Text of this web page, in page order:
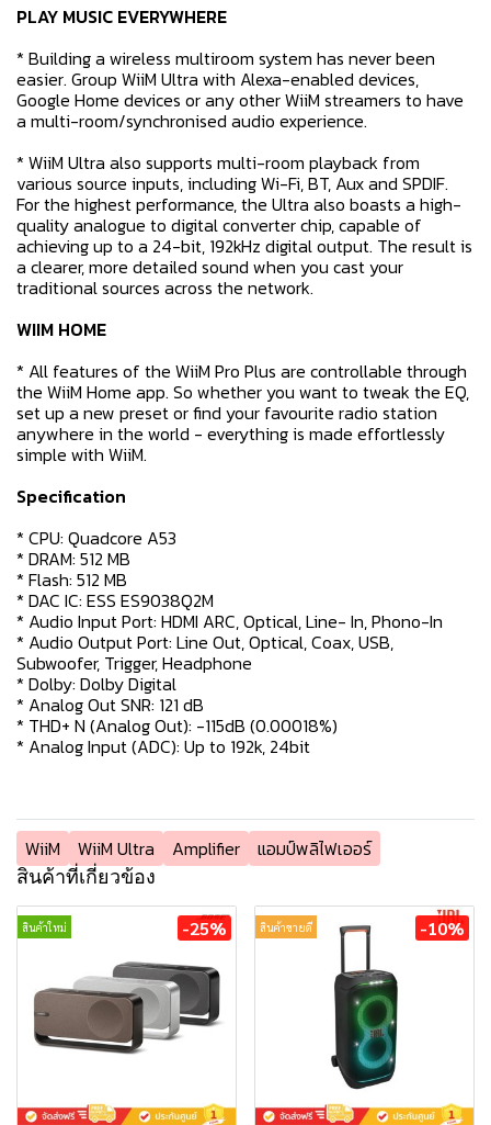
PLAY MUSIC EVERYWHERE
* Building a wireless multiroom system has never been
easier. Group WiiM Ultra with Alexa-enabled devices,
Google Home devices or any other WiiM streamers to have
a multi-room/synchronised audio experience.
* WiiM Ultra also supports multi-room playback from
various source inputs, including Wi-Fi, BT, Aux and SPDIF.
For the highest performance, the Ultra also boasts a high-
quality analogue to digital converter chip, capable of
achieving up to a 24-bit, 192kHz digital output. The result is
a clearer, more detailed sound when you cast your
traditional sources across the network.
WIIM HOME
* All features of the WiiM Pro Plus are controllable through
the WiiM Home app. So whether you want to tweak the EQ,
set up a new preset or find your favourite radio station
anywhere in the world - everything is made effortlessly
simple with WiiM.
Specification
* CPU: Quadcore A53
* DRAM: 512 MB
* Flash: 512 MB
* DAC IC: ESS ES9038Q2M
* Audio Input Port: HDMI ARC, Optical, Line- In, Phono-In
* Audio Output Port: Line Out, Optical, Coax, USB,
Subwoofer, Trigger, Headphone
* Dolby: Dolby Digital
* Analog Out SNR: 121 dB
* THD+ N (Analog Out): -115dB (0.00018%)
* Analog Input (ADC): Up to 192k, 24bit
WiiM WiiM Ultra Amplifier แอมป์พลิไฟเออร์
สินค้าที่เกี่ยวข้อง
สินค้าใหม่ -25% สินค้าขายดี -10%